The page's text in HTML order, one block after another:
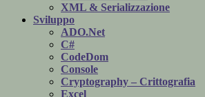
XML & Serializzazione
Sviluppo
ADO.Net
C#
CodeDom
Console
Cryptography – Crittografia
Excel